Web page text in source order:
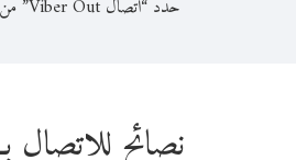
حدد “اتصال Viber Out” من عنوان المحادثة
نصائح للاتصال